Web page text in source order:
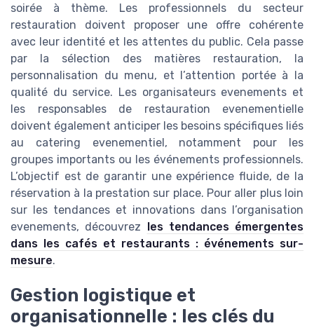
soirée à thème. Les professionnels du secteur
restauration doivent proposer une offre cohérente
avec leur identité et les attentes du public. Cela passe
par la sélection des matières restauration, la
personnalisation du menu, et l’attention portée à la
qualité du service. Les organisateurs evenements et
les responsables de restauration evenementielle
doivent également anticiper les besoins spécifiques liés
au catering evenementiel, notamment pour les
groupes importants ou les événements professionnels.
L’objectif est de garantir une expérience fluide, de la
réservation à la prestation sur place. Pour aller plus loin
sur les tendances et innovations dans l’organisation
evenements, découvrez les tendances émergentes
dans les cafés et restaurants : événements sur-
mesure.
Gestion logistique et
organisationnelle : les clés du